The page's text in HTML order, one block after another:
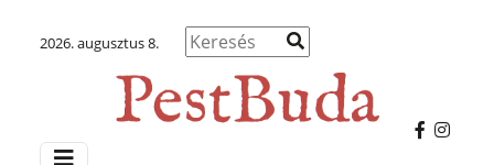
2026. augusztus 8.